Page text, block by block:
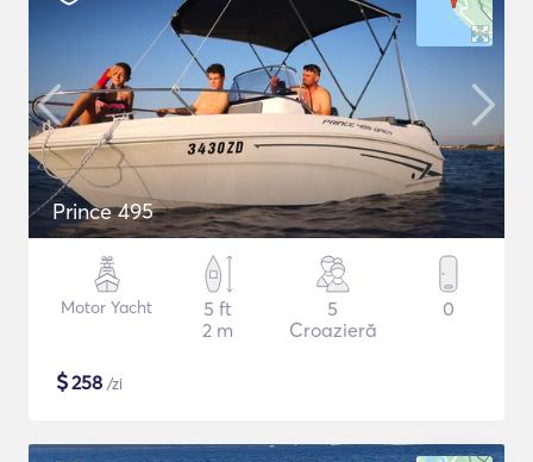
Prince 495
Motor Yacht
5 ft
2 m
5
Croazieră
0
$258 /zi